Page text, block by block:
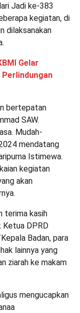
Jadi ke-383
kegiatan, di
dilaksanakan
Gelar
Perlindungan
bertepatan
SAW.
Mudah-
mendatang
Istimewa.
kegiatan
akan
terima kasih
Ketua DPRD
Badan, para
lainnya yang
ziarah ke makam
mengucapkan